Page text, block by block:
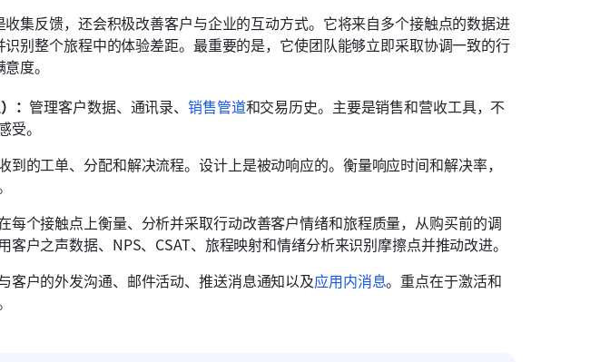
集反馈，还会积极改善客户与企业的互动方式。它将来自多个接触点的数据进
别整个旅程中的体验差距。最重要的是，它使团队能够立即采取协调一致的行
度。
： 管理客户数据、通讯录、销售管道和交易历史。主要是销售和营收工具，不
受。
到的工单、分配和解决流程。设计上是被动响应的。衡量响应时间和解决率，
每个接触点上衡量、分析并采取行动改善客户情绪和旅程质量，从购买前的调
客户之声数据、NPS、CSAT、旅程映射和情绪分析来识别摩擦点并推动改进。
客户的外发沟通、邮件活动、推送消息通知以及应用内消息。重点在于激活和